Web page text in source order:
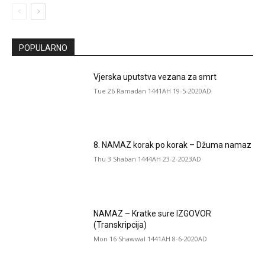
POPULARNO
Vjerska uputstva vezana za smrt
Tue 26 Ramadan 1441AH 19-5-2020AD
8. NAMAZ korak po korak – Džuma namaz
Thu 3 Shaban 1444AH 23-2-2023AD
NAMAZ – Kratke sure IZGOVOR
(Transkripcija)
Mon 16 Shawwal 1441AH 8-6-2020AD